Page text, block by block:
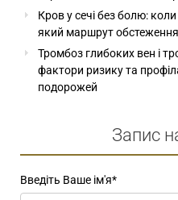
Кров у сечі без болю:
який маршрут обстеження
Тромбоз глибоких вен і
фактори ризику та
подорожей
Запис
Введіть Ваше ім'я*